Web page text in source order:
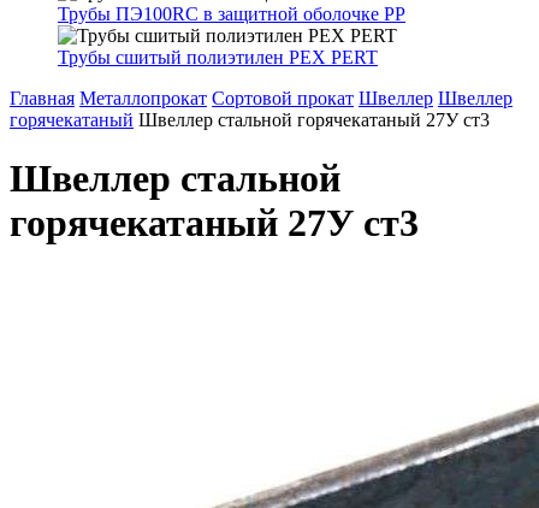
Трубы ПЭ100RC в защитной оболочке PP
Трубы сшитый полиэтилен PEX PERT
Главная Металлопрокат Сортовой прокат Швеллер Швеллер
горячекатаный Швеллер стальной горячекатаный 27У ст3
Швеллер стальной
горячекатаный 27У ст3